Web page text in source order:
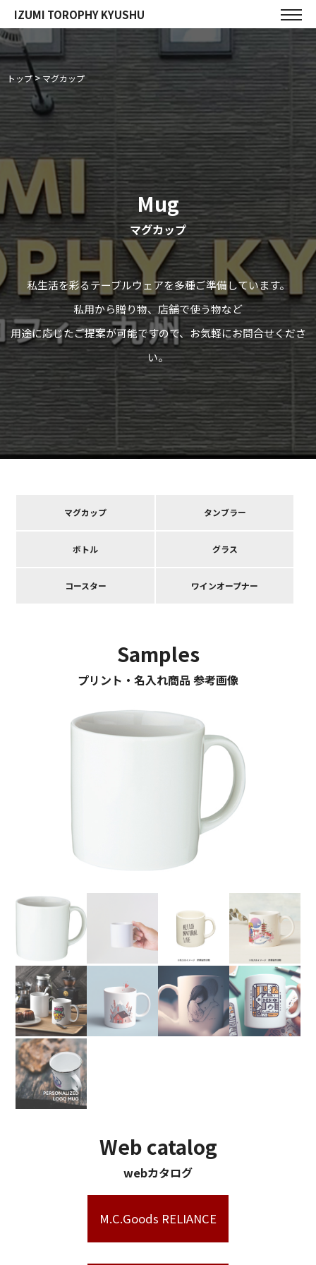
コ
ン
テ
ン
ス
IZUMI TOROPHY KYUSHU
トップ>マグカップ
Mug
マグカップ
私生活を彩るテーブルウェアを多種ご準備しています。
私用から贈り物、店舗で使う物など
用途に応じたご提案が可能ですので、お気軽にお問合せくださ
い。
マグカップ タンブラー
ボトル グラス
コースター ワインオープナー
Samples
プリント・名入れ商品 参考画像
Web catalog
webカタログ
M.C.Goods RELIANCE